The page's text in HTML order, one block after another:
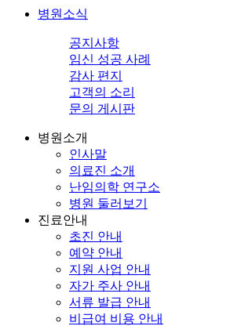
병원소식
공지사항
임신 성공 사례
감사 편지
고객의 소리
문의 게시판
병원소개
인사말
의료진 소개
난임의학 연구소
병원 둘러보기
진료안내
초진 안내
예약 안내
지원 사업 안내
자가 주사 안내
서류 발급 안내
비급여 비용 안내